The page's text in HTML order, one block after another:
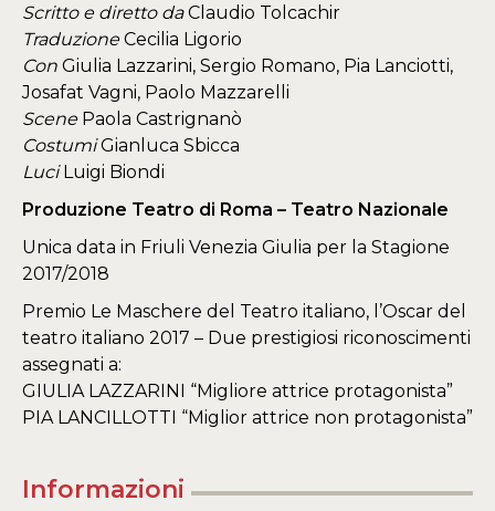
Scritto e diretto daClaudio Tolcachir
TraduzioneCecilia Ligorio
Con Giulia Lazzarini, Sergio Romano, Pia Lanciotti,
Josafat Vagni, Paolo Mazzarelli
ScenePaola Castrignanò
CostumiGianluca Sbicca
LuciLuigi Biondi
Produzione Teatro di Roma – Teatro Nazionale
Unica data in Friuli Venezia Giulia per la Stagione
2017/2018​
Premio Le Maschere del Teatro italiano, l’Oscar del
teatro italiano 2017 – Due prestigiosi riconoscimenti
assegnati a:
GIULIA LAZZARINI “Migliore attrice protagonista”
​PIA LANCILLOTTI “Miglior attrice non protagonista”
Informazioni